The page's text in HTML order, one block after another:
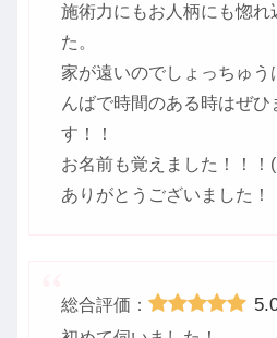
施術力にもお人柄にも惚れ
た。
家が遠いのでしょっちゅう
んばで時間のある時はぜひ
す！！
お名前も覚えました！！！
ありがとうございました！
総合評価：